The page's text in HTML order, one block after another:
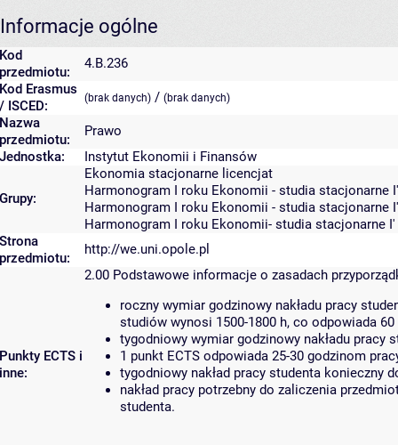
Informacje ogólne
Kod
przedmiotu:
4.B.236
Kod Erasmus
/ ISCED:
(brak danych) / (brak danych)
Nazwa
przedmiotu:
Prawo
Jednostka:
Instytut Ekonomii i Finansów
Grupy:
Ekonomia stacjonarne licencjat
Harmonogram I roku Ekonomii - studia stacjonarne
Harmonogram I roku Ekonomii - studia stacjonarne
Harmonogram I roku Ekonomii- studia stacjonarne
Strona
przedmiotu:
http://we.uni.opole.pl
Punkty ECTS i
inne:
2.00 Podstawowe informacje o zasadach
roczny wymiar godzinowy nakładu pracy
studiów wynosi 1500-1800 h, co odpowiada 60
tygodniowy wymiar godzinowy nakładu pracy
1 punkt ECTS odpowiada 25-30 godzinom
tygodniowy nakład pracy studenta konieczny
nakład pracy potrzebny do zaliczenia
studenta.